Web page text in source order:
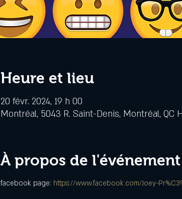
Heure et lieu
20 févr. 2024, 19 h 00
Montréal, 5043 R. Saint-Denis, Montréal, QC
À propos de l'événement
facebook page: https://www.facebook.com/Joey-